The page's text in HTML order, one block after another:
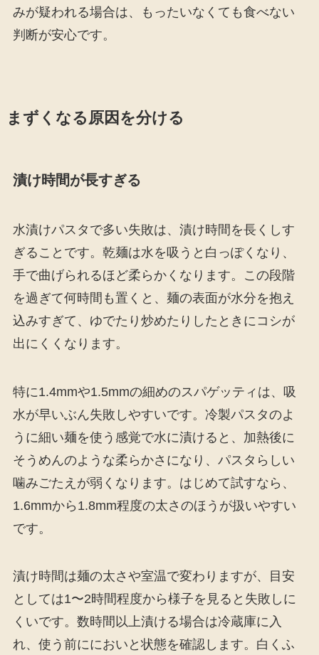
みが疑われる場合は、もったいなくても食べない
判断が安心です。
まずくなる原因を分ける
漬け時間が長すぎる
水漬けパスタで多い失敗は、漬け時間を長くしす
ぎることです。乾麺は水を吸うと白っぽくなり、
手で曲げられるほど柔らかくなります。この段階
を過ぎて何時間も置くと、麺の表面が水分を抱え
込みすぎて、ゆでたり炒めたりしたときにコシが
出にくくなります。
特に1.4mmや1.5mmの細めのスパゲッティは、吸
水が早いぶん失敗しやすいです。冷製パスタのよ
うに細い麺を使う感覚で水に漬けると、加熱後に
そうめんのような柔らかさになり、パスタらしい
噛みごたえが弱くなります。はじめて試すなら、
1.6mmから1.8mm程度の太さのほうが扱いやすい
です。
漬け時間は麺の太さや室温で変わりますが、目安
としては1〜2時間程度から様子を見ると失敗しに
くいです。数時間以上漬ける場合は冷蔵庫に入
れ、使う前ににおいと状態を確認します。白くふ